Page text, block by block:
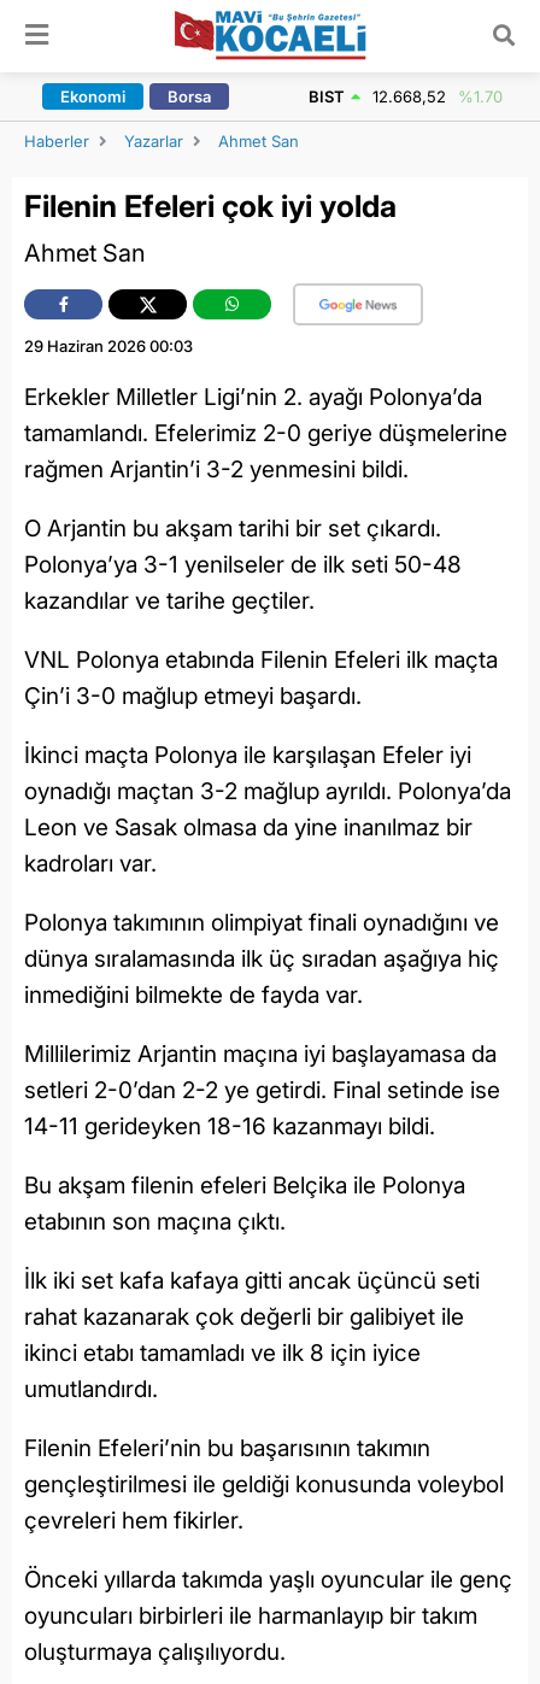
Ekonomi Borsa BIST 12.668,52 %1.70
Haberler Yazarlar Ahmet San
Filenin Efeleri çok iyi yolda
Ahmet San
29 Haziran 2026 00:03
Erkekler Milletler Ligi’nin 2. ayağı Polonya’da
tamamlandı. Efelerimiz 2-0 geriye düşmelerine
rağmen Arjantin’i 3-2 yenmesini bildi.
O Arjantin bu akşam tarihi bir set çıkardı.
Polonya’ya 3-1 yenilseler de ilk seti 50-48
kazandılar ve tarihe geçtiler.
VNL Polonya etabında Filenin Efeleri ilk maçta
Çin’i 3-0 mağlup etmeyi başardı.
İkinci maçta Polonya ile karşılaşan Efeler iyi
oynadığı maçtan 3-2 mağlup ayrıldı. Polonya’da
Leon ve Sasak olmasa da yine inanılmaz bir
kadroları var.
Polonya takımının olimpiyat finali oynadığını ve
dünya sıralamasında ilk üç sıradan aşağıya hiç
inmediğini bilmekte de fayda var.
Millilerimiz Arjantin maçına iyi başlayamasa da
setleri 2-0’dan 2-2 ye getirdi. Final setinde ise
14-11 gerideyken 18-16 kazanmayı bildi.
Bu akşam filenin efeleri Belçika ile Polonya
etabının son maçına çıktı.
İlk iki set kafa kafaya gitti ancak üçüncü seti
rahat kazanarak çok değerli bir galibiyet ile
ikinci etabı tamamladı ve ilk 8 için iyice
umutlandırdı.
Filenin Efeleri’nin bu başarısının takımın
gençleştirilmesi ile geldiği konusunda voleybol
çevreleri hem fikirler.
Önceki yıllarda takımda yaşlı oyuncular ile genç
oyuncuları birbirleri ile harmanlayıp bir takım
oluşturmaya çalışılıyordu.